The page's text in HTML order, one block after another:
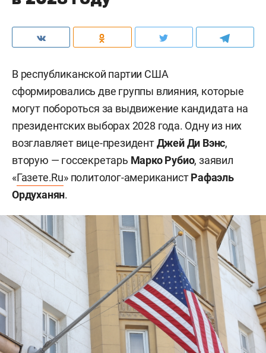
В республиканской партии США
сформировались две группы влияния, которые
могут побороться за выдвижение кандидата на
президентских выборах 2028 года. Одну из них
возглавляет вице-президентДжей Ди Вэнс,
вторую — госсекретарь Марко Рубио, заявил
«Газете.Ru» политолог-американистРафаэль
Ордуханян.